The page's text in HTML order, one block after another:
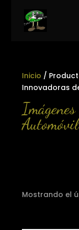
Inicio /
Innovadoras
Mostrando el